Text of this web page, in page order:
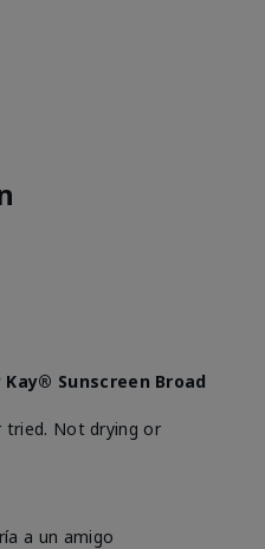
Sunscreen Broad
tried. Not drying or
a un amigo